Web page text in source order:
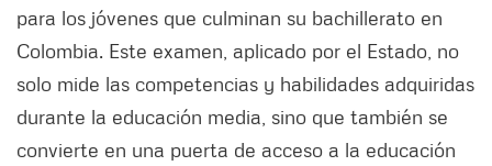
para los jóvenes que culminan su bachillerato en
Colombia. Este examen, aplicado por el Estado, no
solo mide las competencias y habilidades adquiridas
durante la educación media, sino que también se
convierte en una puerta de acceso a la educación